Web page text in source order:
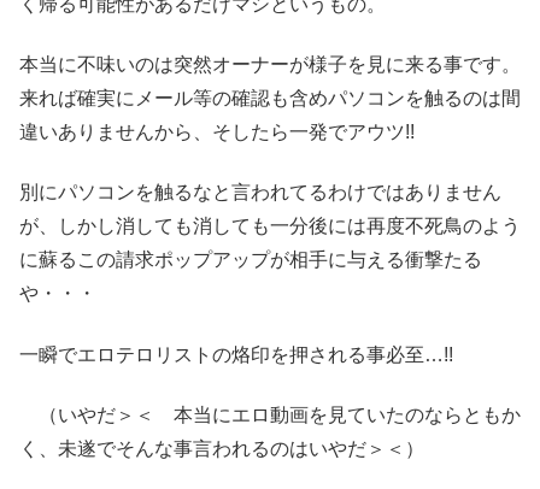
本当に不味いのは突然オーナーが様子を見に来る事です。
来れば確実にメール等の確認も含めパソコンを触るのは間
違いありませんから、そしたら一発でアウツ!!
別にパソコンを触るなと言われてるわけではありません
が、しかし消しても消しても一分後には再度不死鳥のよう
に蘇るこの請求ポップアップが相手に与える衝撃たる
や・・・
一瞬でエロテロリストの烙印を押される事必至…!!
（いやだ＞＜ 本当にエロ動画を見ていたのならともか
く、未遂でそんな事言われるのはいやだ＞＜）